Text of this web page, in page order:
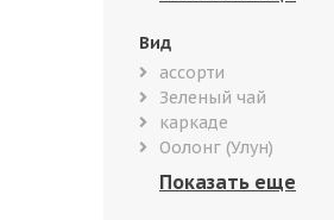
Вид
ассорти
Зеленый чай
каркаде
Оолонг (Улун)